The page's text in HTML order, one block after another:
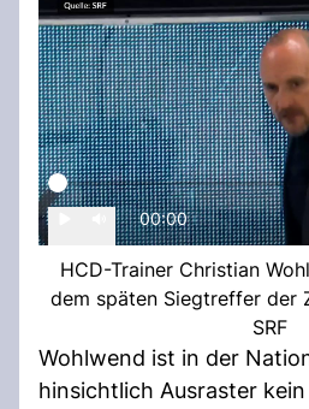
00:00
HCD-Trainer Christian
dem späten Siegtreffer der
SRF
Wohlwend ist in der
hinsichtlich Ausraster